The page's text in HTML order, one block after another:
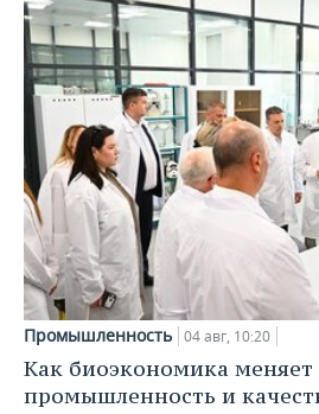
Промышленность 04 авг, 10:20
Как биоэкономика меняет
промышленность и